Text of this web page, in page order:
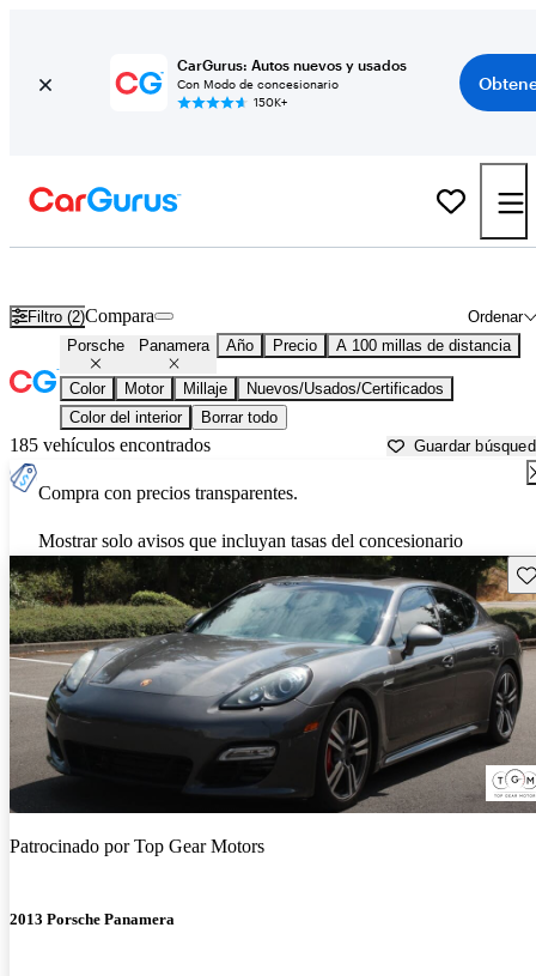
CarGurus: Autos nuevos y usados
Con Modo de concesionario
150K+
Filtro (2) Ordenar
Compara
Porsche Panamera Año Precio A 100 millas de distancia
Color Motor Millaje
Nuevos/Usados/Certificados
Color del interior
Borrar todo
185 vehículos encontrados Guardar
Compra con precios transparentes.
Mostrar solo avisos que incluyan tasas del concesionario
Patrocinado porTop Gear Motors
2013 Porsche Panamera